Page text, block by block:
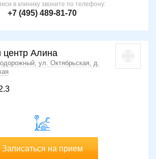
в клинику звоните по телефону:
+7 (495) 489-81-70
центр Алина
ул. Октябрьская, д.
Записаться на прием